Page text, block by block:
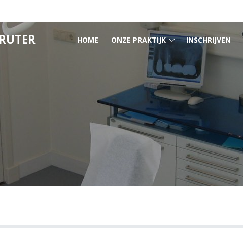
HOOFDMENU
HOME ONZE PRAKTIJK
praktijk
submenu
INSCHRIJVEN